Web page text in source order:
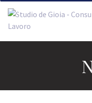
content